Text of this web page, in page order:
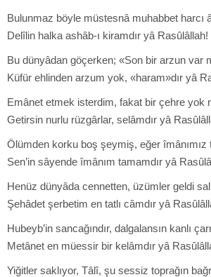
Bulunmaz böyle müstesnâ muhabbet harcı
Delîlin halka ashâb-ı kiramdır yâ Rasûlâllah!
Bu dünyâdan göçerken; «Son bir arzun var
Küfür ehlinden arzum yok, «haram»dır yâ
Emânet etmek isterdim, fakat bir çehre yok
Getirsin nurlu rüzgârlar, selâmdır yâ
Ölümden korku boş şeymiş, eğer îmânımız
Sen’in sâyende îmânım tamamdır yâ
Henüz dünyâda cennetten, üzümler geldi
Şehâdet şerbetim en tatlı câmdır yâ
Hubeyb’in sancağındır, dalgalansın kanlı
Metânet en müessir bir kelâmdır yâ
Yiğitler saklıyor, Tâlî, şu sessiz toprağın